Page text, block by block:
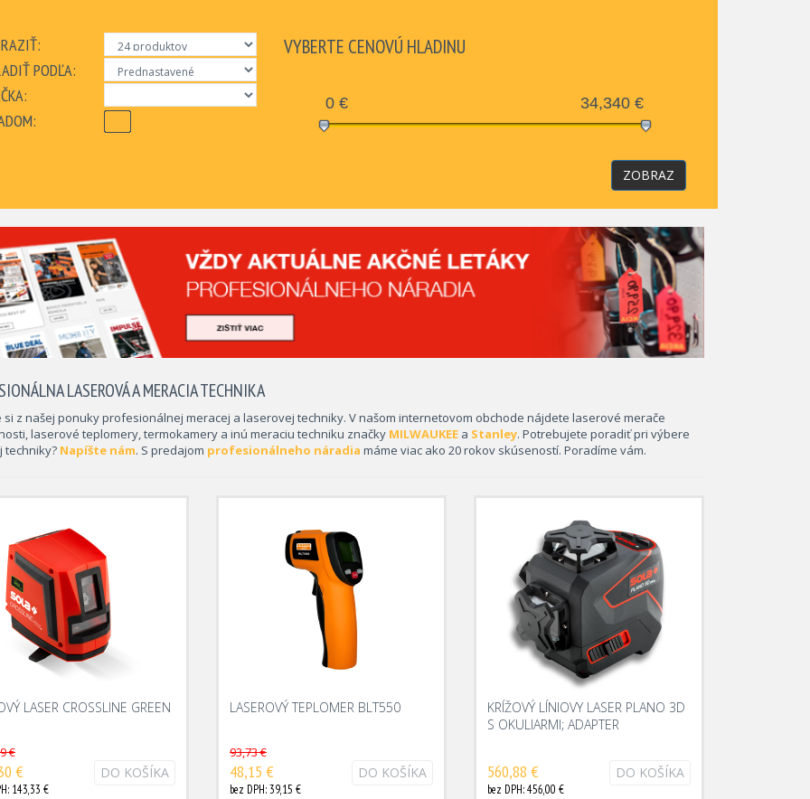
PODĽA:
VYBERTE CENOVÚ HLADINU
0 € 34,340 €
ZOBRAZ
LASEROVÁ A MERACIA TECHNIKA
si z našej ponuky profesionálnej meracej a laserovej techniky. V našom internetovom obchode nájdete laserové merače
laserové teplomery, termokamery a inú meraciu techniku značky MILWAUKEE a Stanley. Potrebujete poradiť pri výbere
techniky? Napíšte nám. S predajom profesionálneho náradia máme viac ako 20 rokov skúseností. Poradíme vám.
LASER CROSSLINE GREEN
€
€
143,33 €
DO KOŠÍKA
LASEROVÝ TEPLOMER BLT550
93,73 €
48,15 €
bez DPH: 39,15 €
DO KOŠÍKA
KRÍŽOVÝ LÍNIOVY LASER PLANO 3D
S OKULIARMI; ADAPTER
560,88 €
bez DPH: 456,00 €
DO KOŠÍKA